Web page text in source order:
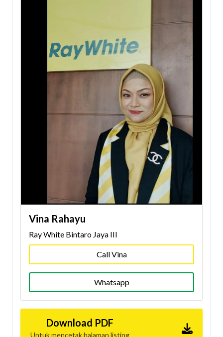
Vina Rahayu
Ray White Bintaro Jaya III
Call Vina
Whatsapp
Download PDF
Untuk mencetak halaman listing